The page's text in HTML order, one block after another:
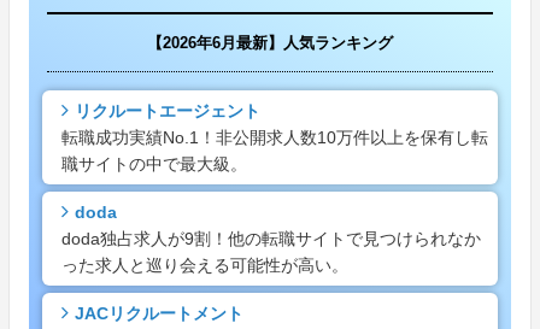
【2026年6月最新】人気ランキング
リクルートエージェント
転職成功実績No.1！非公開求人数10万件以上を保有し転
職サイトの中で最大級。
doda
doda独占求人が9割！他の転職サイトで見つけられなか
った求人と巡り会える可能性が高い。
JACリクルートメント